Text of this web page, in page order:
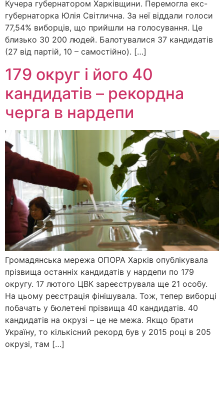
Кучера губернатором Харківщини. Перемогла екс-
губернаторка Юлія Світлична. За неї віддали голоси
77,54% виборців, що прийшли на голосування. Це
близько 30 200 людей. Балотувалися 37 кандидатів
(27 від партій, 10 – самостійно). […]
179 округ і його 40
кандидатів – рекордна
черга в нардепи
Громадянська мережа ОПОРА Харків опублікувала
прізвища останніх кандидатів у нардепи по 179
округу. 17 лютого ЦВК зареєструвала ще 21 особу.
На цьому реєстрація фінішувала. Тож, тепер виборці
побачать у бюлетені прізвища 40 кандидатів. 40
кандидатів на окрузі – це не межа. Якщо брати
Україну, то кількісний рекорд був у 2015 році в 205
окрузі, там […]